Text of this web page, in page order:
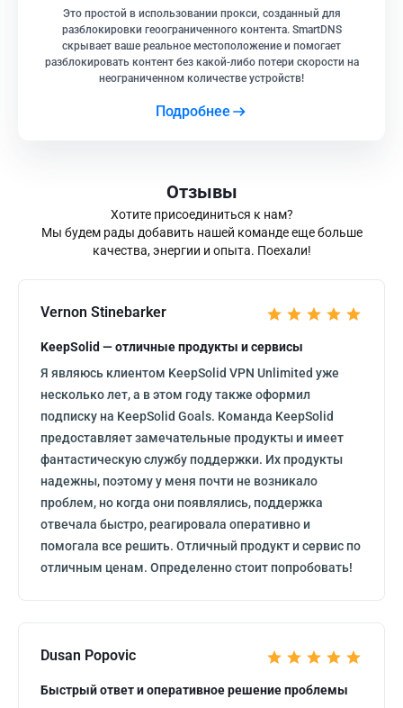
Это простой в использовании прокси, созданный для
разблокировки геоограниченного контента. SmartDNS
скрывает ваше реальное местоположение и помогает
разблокировать контент без какой-либо потери скорости на
неограниченном количестве устройств!
Подробнее
Отзывы
Хотите присоединиться к нам?
Мы будем рады добавить нашей команде еще больше
качества, энергии и опыта. Поехали!
Vernon Stinebarker
KeepSolid — отличные продукты и сервисы
Я являюсь клиентом KeepSolid VPN Unlimited уже
несколько лет, а в этом году также оформил
подписку на KeepSolid Goals. Команда KeepSolid
предоставляет замечательные продукты и имеет
фантастическую службу поддержки. Их продукты
надежны, поэтому у меня почти не возникало
проблем, но когда они появлялись, поддержка
отвечала быстро, реагировала оперативно и
помогала все решить. Отличный продукт и сервис по
отличным ценам. Определенно стоит попробовать!
Dusan Popovic
Быстрый ответ и оперативное решение проблемы